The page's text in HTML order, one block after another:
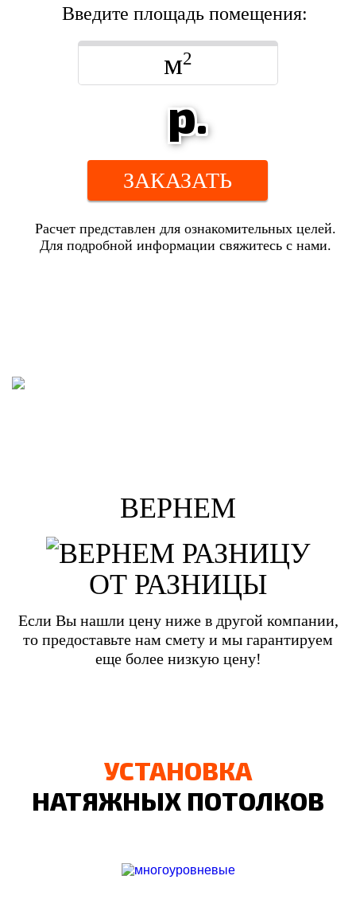
Введите площадь помещения:
м2
р.
ЗАКАЗАТЬ
Расчет представлен для ознакомительных целей.
Для подробной информации свяжитесь с нами.
ВЕРНЕМ
ОТ РАЗНИЦЫ
Если Вы нашли цену ниже в другой компании,
то предоставьте нам смету и мы гарантируем
еще более низкую цену!
УСТАНОВКА
НАТЯЖНЫХ ПОТОЛКОВ